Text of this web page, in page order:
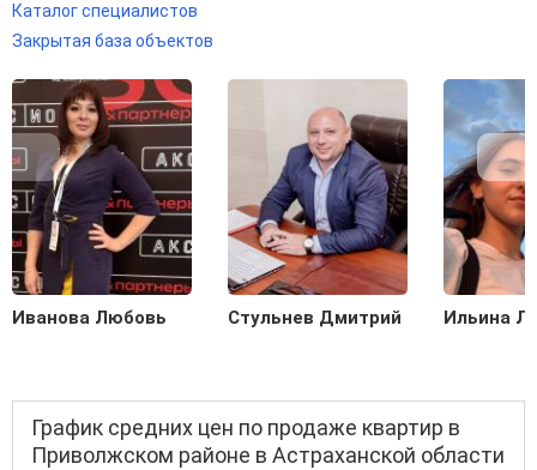
Каталог специалистов
Закрытая база объектов
Иванова Любовь Стульнев Дмитрий Ильина
График средних цен по продаже квартир в
Приволжском районе в Астраханской области